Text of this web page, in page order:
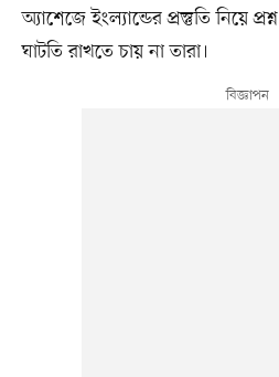
অ্যাশেজে ইংল্যান্ডের প্রস্তুতি নিয়ে
ঘাটতি রাখতে চায় না তারা।